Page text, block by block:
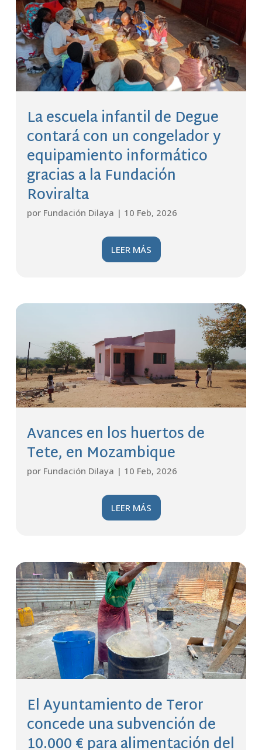
La escuela infantil de Degue
contará con un congelador y
equipamiento informático
gracias a la Fundación
Roviralta
por Fundación Dilaya | 10 Feb, 2026
LEER MÁS
Avances en los huertos de
Tete, en Mozambique
por Fundación Dilaya | 10 Feb, 2026
LEER MÁS
El Ayuntamiento de Teror
concede una subvención de
10.000 € para alimentación del